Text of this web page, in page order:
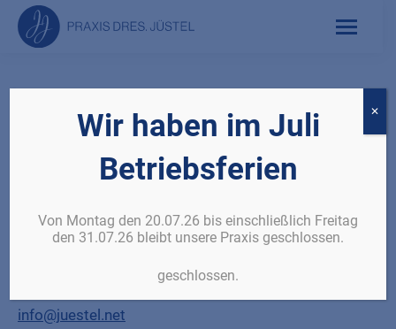
Impressum
Verantwortliche:
Kontakt:
Goethestraße 20 – 22, 60313 Frankfurt
info@juestel.net
Wir haben im Juli
Betriebsferien
Von Montag den 20.07.26 bis einschließlich Freitag
den 31.07.26 bleibt unsere Praxis geschlossen.
geschlossen.
✕